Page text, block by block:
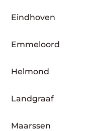
Eindhoven
Emmeloord
Helmond
Landgraaf
Maarssen